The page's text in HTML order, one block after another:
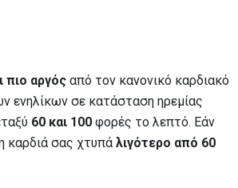
πιο αργός από τον κανονικό καρδιακό
ενηλίκων σε κατάσταση ηρεμίας
60 και 100 φορές το λεπτό. Εάν
καρδιά σας χτυπά λιγότερο από 60